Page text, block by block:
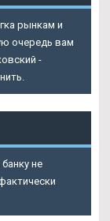
рынкам и
очередь вам
-
не